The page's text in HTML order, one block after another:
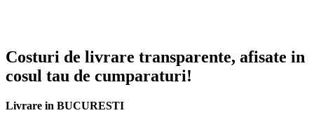
Costuri de livrare transparente, afisate in
cosul tau de cumparaturi!
Livrare in BUCURESTI